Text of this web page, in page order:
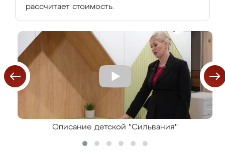
рассчитает стоимость.
Описание детской "Сильвания"